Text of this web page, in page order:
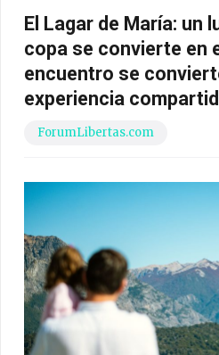
El Lagar de María: un
copa se convierte en
encuentro se
experiencia
ForumLibertas.com